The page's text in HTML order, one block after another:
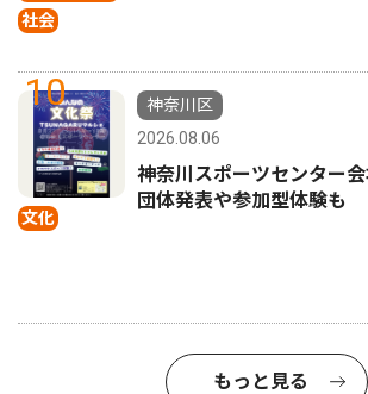
社会
10
文化
神奈川区
2026.08.06
神奈川スポーツセンター
団体発表や参加型体験も
もっと見る